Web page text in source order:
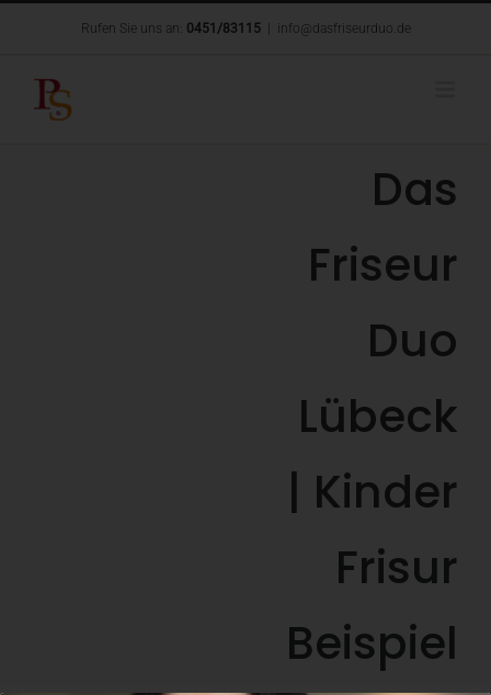
Rufen Sie uns an: 0451/83115 info@dasfriseurduo.de
Das
Friseur
Duo
Lübeck
| Kinder
Frisur
Beispiel